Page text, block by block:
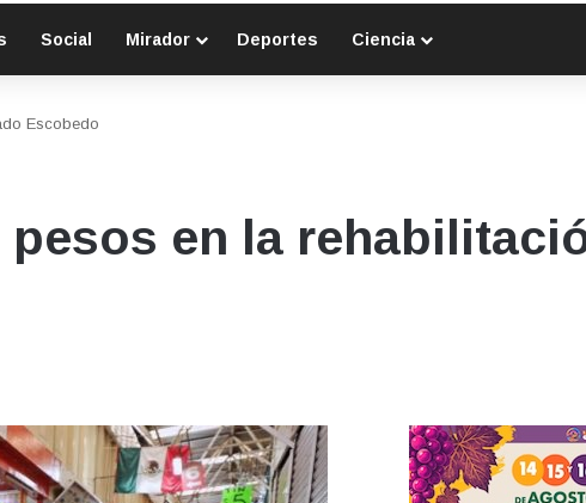
Social Mirador Deportes Ciencia
Escobedo
en la